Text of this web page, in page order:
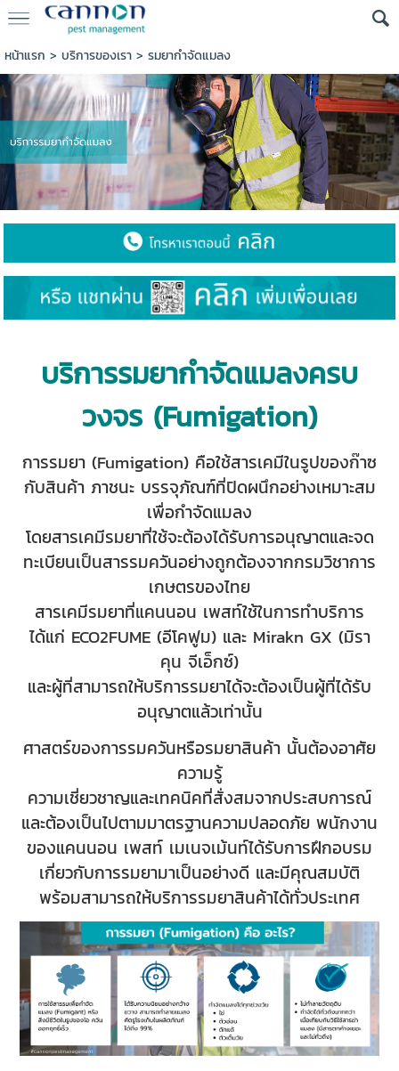
หน้าแรก > บริการของเรา > รมยากำจัดแมลง
บริการรมยากำจัดแมลงครบ
วงจร (Fumigation)
การรมยา (Fumigation) คือใช้สารเคมีในรูปของก๊าซ
กับสินค้า ภาชนะ บรรจุภัณฑ์ที่ปิดผนึกอย่างเหมาะสม
เพื่อกำจัดแมลง
โดยสารเคมีรมยาที่ใช้จะต้องได้รับการอนุญาตและจด
ทะเบียนเป็นสารรมควันอย่างถูกต้องจากกรมวิชาการ
เกษตรของไทย
สารเคมีรมยาที่แคนนอน เพสท์ใช้ในการทำบริการ
ได้แก่ ECO2FUME (อีโคฟูม) และ Mirakn GX (มิรา
คุน จีเอ็กซ์)
และผู้ที่สามารถให้บริการรมยาได้จะต้องเป็นผู้ที่ได้รับ
อนุญาตแล้วเท่านั้น
ศาสตร์ของการรมควันหรือรมยาสินค้า นั้นต้องอาศัย
ความรู้
ความเชี่ยวชาญและเทคนิคที่สั่งสมจากประสบการณ์
และต้องเป็นไปตามมาตรฐานความปลอดภัย พนักงาน
ของแคนนอน เพสท์ เมเนจเม้นท์ได้รับการฝึกอบรม
เกี่ยวกับการรมยามาเป็นอย่างดี และมีคุณสมบัติ
พร้อมสามารถให้บริการรมยาสินค้าได้ทั่วประเทศ